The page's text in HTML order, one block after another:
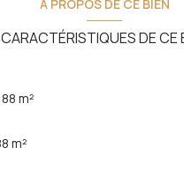
A PROPOS DE CE BIEN
CARACTÉRISTIQUES DE CE
m²
m²